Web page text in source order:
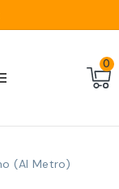
0
(Al Metro)